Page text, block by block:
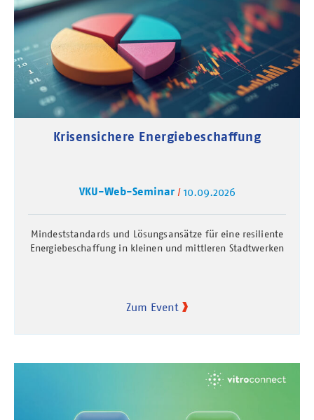
Krisensichere Energiebeschaffung
VKU-Web-Seminar 10.09.2026
Mindeststandards und Lösungsansätze für eine resiliente
Energiebeschaffung in kleinen und mittleren Stadtwerken
Zum Event